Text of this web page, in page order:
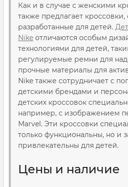
Как и в случае с женскими
также предлагает
разработанные для детей.
Nike отличаются особым
технологиями для детей,
регулируемые ремни для
прочные материалы для
Nike также сотрудничает с
детскими брендами и
детских кроссовок
например, с изображением
Marvel. Эти кроссовки
только функциональны, но и
привлекательны для детей.
Цены и наличие